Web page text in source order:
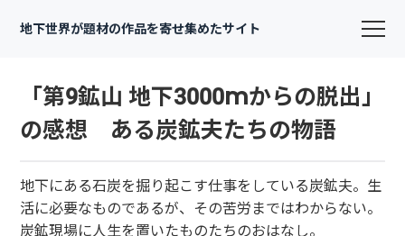
地下世界が題材の作品を寄せ集めたサイト
「第9鉱山 地下3000mからの脱出」
の感想 ある炭鉱夫たちの物語
地下にある石炭を掘り起こす仕事をしている炭鉱夫。生
活に必要なものであるが、その苦労まではわからない。
炭鉱現場に人生を置いたものたちのおはなし。